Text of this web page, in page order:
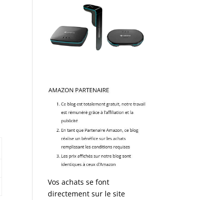
Vos achats se font
directement sur le site